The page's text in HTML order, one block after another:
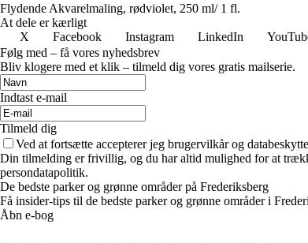
Flydende Akvarelmaling, rødviolet, 250 ml/ 1 fl.
At dele er kærligt
X
Facebook Instagram LinkedIn
Følg med – få vores nyhedsbrev
Bliv klogere med et klik – tilmeld dig vores gratis mailserie.
Indtast e-mail
Tilmeld dig
Ved at fortsætte accepterer jeg brugervilkår og
Din tilmelding er frivillig, og du har altid mulighed for at
persondatapolitik.
De bedste parker og grønne områder på Frederiksberg
Få insider-tips til de bedste parker og grønne områder i
Åbn e-bog